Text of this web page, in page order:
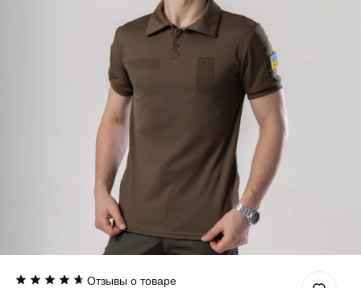
Отзывы о товаре